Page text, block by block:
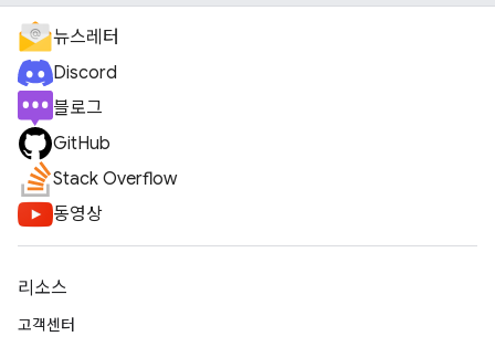
뉴스레터
Discord
블로그
GitHub
Stack Overflow
동영상
리소스
고객센터